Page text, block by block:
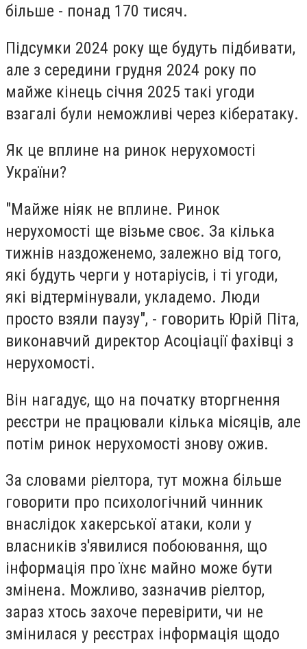
більше - понад 170 тисяч.
Підсумки 2024 року ще будуть підбивати,
але з середини грудня 2024 року по
майже кінець січня 2025 такі угоди
взагалі були неможливі через кібератаку.
Як це вплине на ринок нерухомості
України?
"Майже ніяк не вплине. Ринок
нерухомості ще візьме своє. За кілька
тижнів наздоженемо, залежно від того,
які будуть черги у нотаріусів, і ті угоди,
які відтермінували, укладемо. Люди
просто взяли паузу", - говорить Юрій Піта,
виконавчий директор Асоціації фахівці з
нерухомості.
Він нагадує, що на початку вторгнення
реєстри не працювали кілька місяців, але
потім ринок нерухомості знову ожив.
За словами ріелтора, тут можна більше
говорити про психологічний чинник
внаслідок хакерської атаки, коли у
власників з'явилися побоювання, що
інформація про їхнє майно може бути
змінена. Можливо, зазначив ріелтор,
зараз хтось захоче перевірити, чи не
змінилася у реєстрах інформація щодо